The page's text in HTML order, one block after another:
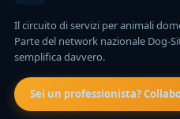
Il circuito di servizi per animali
Parte del network nazionale Dog-
semplifica davvero.
Sei un professionista?